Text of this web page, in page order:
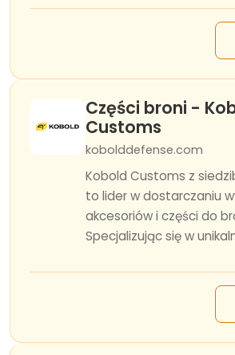
Części broni -
Customs
kobolddefense.com
Kobold Customs z
to lider w dostarczaniu
akcesoriów i części do
Specjalizując się w